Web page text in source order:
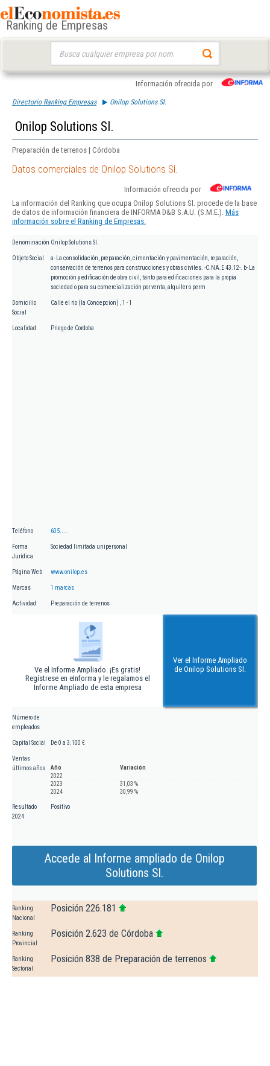
Ranking de Empresas
Información ofrecida por
Directorio Ranking Empresas Onilop Solutions Sl.
Onilop Solutions Sl.
Preparación de terrenos | Córdoba
Datos comerciales de Onilop Solutions Sl.
Información ofrecida por
La información del Ranking que ocupa Onilop Solutions Sl. procede de la base
de datos de información financiera de INFORMA D&B S.A.U. (S.M.E.). Más
información sobre el Ranking de Empresas.
Denominación Onilop Solutions Sl.
Objeto Social
a- La consolidación, preparación, cimentación y pavimentación, reparación,
conservación de terrenos para construcciones y obras civiles. -C.NA.E 43.12-. b- La
promoción y edificación de obra civil, tanto para edificaciones para la propia
sociedad o para su comercialización por venta, alquiler o perm
Domicilio
Social
Calle el rio (la Concepcion) , 1 - 1
Localidad Priego de Cordoba
Teléfono 605.....
Forma
Jurídica
Sociedad limitada unipersonal
Página Web www.onilop.es
Marcas 1 marcas
Actividad Preparación de terrenos
Ve el Informe Ampliado. ¡Es gratis!
Regístrese en eInforma y le regalamos el
Informe Ampliado de esta empresa
Ver el Informe Ampliado
de Onilop Solutions Sl.
Número de
empleados
Capital Social De 0 a 3.100 €
Ventas
últimos años
Año
Variación
2022
2023
31,03 %
2024
30,99 %
Resultado
2024
Positivo
Accede al Informe ampliado de Onilop
Solutions Sl.
Ranking
Nacional
Posición 226.181
Ranking
Provincial
Posición 2.623 de Córdoba
Ranking
Sectorial
Posición 838 de Preparación de terrenos